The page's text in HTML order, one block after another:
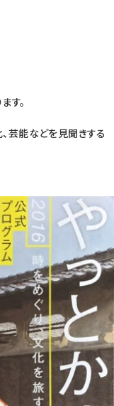
す。
芸能などを見聞きする